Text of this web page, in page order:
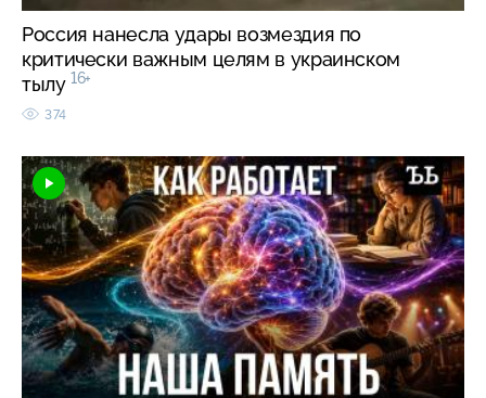
Россия нанесла удары возмездия по
критически важным целям в украинском
тылу 16+
374